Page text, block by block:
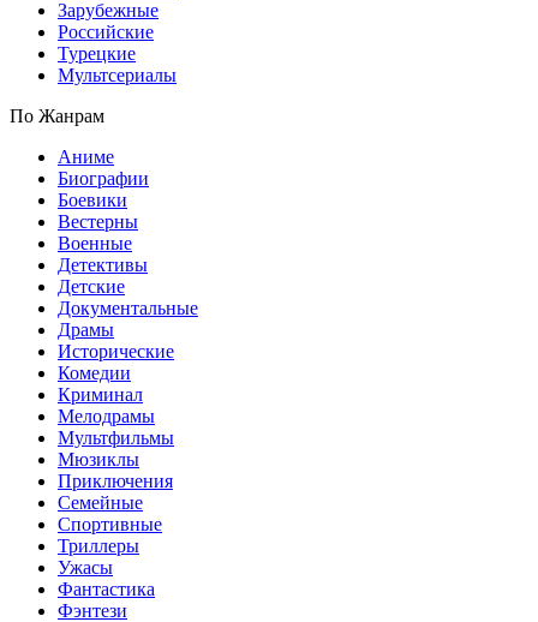
Зарубежные
Российские
Турецкие
Мультсериалы
По Жанрам
Аниме
Биографии
Боевики
Вестерны
Военные
Детективы
Детские
Документальные
Драмы
Исторические
Комедии
Криминал
Мелодрамы
Мультфильмы
Мюзиклы
Приключения
Семейные
Спортивные
Триллеры
Ужасы
Фантастика
Фэнтези